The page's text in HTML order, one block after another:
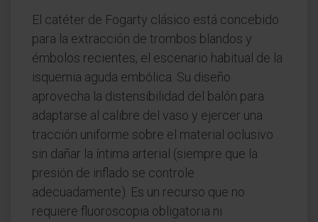
El catéter de Fogarty clásico está concebido
para la extracción de trombos blandos y
émbolos recientes, el escenario habitual de la
isquemia aguda embólica. Su diseño
aprovecha la distensibilidad del balón para
adaptarse al calibre del vaso y ejercer una
tracción uniforme sobre el material oclusivo
sin dañar la íntima arterial (siempre que la
presión de inflado se controle
adecuadamente). Es un recurso que no
requiere fluoroscopia obligatoria ni